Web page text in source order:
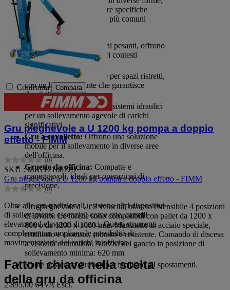
ciascuna progettata per soddisfare specifiche
esigenze di sollevamento. Tra le più comuni
troviamo:
Gru a U:
Ideali per carichi pesanti, offrono
stabilità e versatilità in vari contesti
industriali.
Gru a bandiera:Perfette per spazi ristretti,
con un braccio rotante che garantisce
flessibilità operativa.
Gru idrauliche:Dotate di sistemi idraulici
per un sollevamento agevole di carichi
significativi.
Gru a cavalletto: Offrono una soluzione
mobile per il sollevamento in diverse aree
dell'officina.
Gruette da officina: Compatte e
maneggevoli, ideali per operazioni di
precisione.
Oltre alle gru tradizionali, esistono altri dispositivi
di sollevamento essenziali come cric, carrelli
elevatori ed elevatori di merci. Questi strumenti
complementari ampliano le possibilità di
movimentazione dei carichi in officina.
Fattori chiave nella scelta
della gru da officina
Confronta Compara
Gru pieghevole a U 1200 kg pompa a doppio
effetto - FIMM
(0)
0.0
su
5
stelle.
SKU : MIG12168729
Gru pieghevole a U 1200 kg pompa a doppio effetto - FIMM
(0)
0.0
su
5
stelle.
Gru pieghevole a U, 2 velocità, braccio estensibile 4 posizioni
di lavoro. Le forche sono compatibili con pallet da 1200 x
800 o da 1200 x 1000 mm. Martinetto in acciaio speciale,
rettificato e cromato, robusto e resistente. Comando di discesa
a velocità controllata. Altezza del gancio in posizione di
sollevamento minima: 620 mm
Ruote posteriori girevoli per facilitare gli spostamenti.
2.895,00 €IVA Escl.